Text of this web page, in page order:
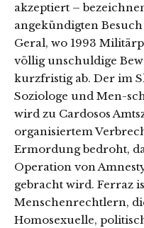
akzeptiert –
angekündigten
Geral, wo 1993
völlig unschuldige
kurzfristig ab. Der im
Soziologe und Men-
wird zu Cardosos
organisiertem
Ermordung bedroht,
Operation von
gebracht wird. Ferraz
Menschenrechtlern,
Homosexuelle,